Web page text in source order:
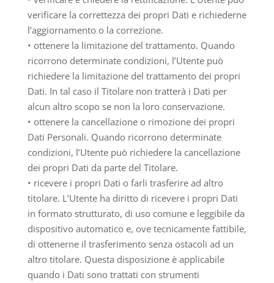
verificare la correttezza dei propri Dati e richiederne
l’aggiornamento o la correzione.
• ottenere la limitazione del trattamento. Quando
ricorrono determinate condizioni, l’Utente può
richiedere la limitazione del trattamento dei propri
Dati. In tal caso il Titolare non tratterà i Dati per
alcun altro scopo se non la loro conservazione.
• ottenere la cancellazione o rimozione dei propri
Dati Personali. Quando ricorrono determinate
condizioni, l’Utente può richiedere la cancellazione
dei propri Dati da parte del Titolare.
• ricevere i propri Dati o farli trasferire ad altro
titolare. L’Utente ha diritto di ricevere i propri Dati
in formato strutturato, di uso comune e leggibile da
dispositivo automatico e, ove tecnicamente fattibile,
di ottenerne il trasferimento senza ostacoli ad un
altro titolare. Questa disposizione è applicabile
quando i Dati sono trattati con strumenti